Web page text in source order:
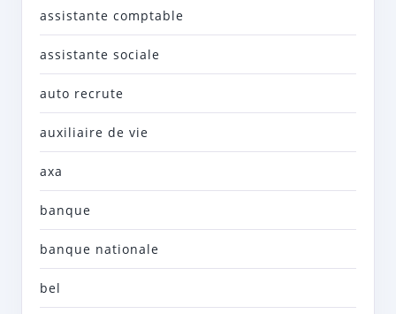
assistante comptable
assistante sociale
auto recrute
auxiliaire de vie
axa
banque
banque nationale
bel